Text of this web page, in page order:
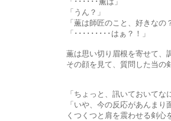
「うん？」
「薫は師匠のこと、好きなの？
「･････････はぁ？！」
薫は思い切り眉根を寄せて、調子の
その顔を見て、質問した当の剣心は
「ちょっと、訊いておいてなに笑
「いや、今の反応があんまり面白か
くつくつと肩を震わせる剣心を、薫